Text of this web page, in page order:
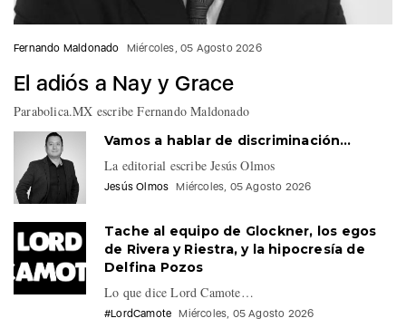
Fernando Maldonado Miércoles, 05 Agosto 2026
El adiós a Nay y Grace
Parabolica.MX escribe Fernando Maldonado
Vamos a hablar de discriminación…
La editorial escribe Jesús Olmos
Tache al equipo de Glockner, los egos
de Rivera y Riestra, y la hipocresía de
Delfina Pozos
Lo que dice Lord Camote…